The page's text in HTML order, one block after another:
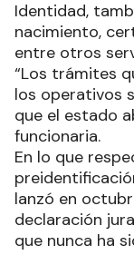
Identidad,
nacimiento,
entre otros
“Los trámites
los operativos
que el estado
funcionaria.
En lo que
lanzó en
declaración
que nunca ha